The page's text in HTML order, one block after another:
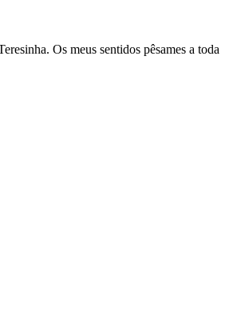
Os meus sentidos pêsames a toda